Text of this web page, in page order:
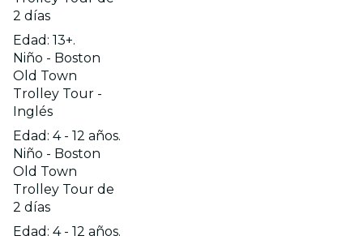
2 días
Edad: 13+.
Niño - Boston
Old Town
Trolley Tour -
Inglés
Edad: 4 - 12 años.
Niño - Boston
Old Town
Trolley Tour de
2 días
Edad: 4 - 12 años.